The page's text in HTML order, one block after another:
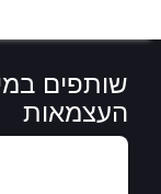
שותפים
העצמאות